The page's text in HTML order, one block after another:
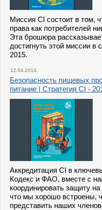
Миссия CI состоит в том,
права как потребителей
Эта брошюра
достигнуть этой миссии в
2015.
12.04.2014.
Безопасность пищевых
питание | Стратегия CI -
Аккредитация CI в
Кодекс и ФАО, вместе с
координировать защиту
что мы хорошо встроены,
представить наших